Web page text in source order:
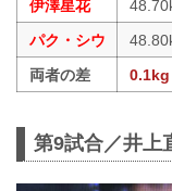
伊澤星花
パク・シウ
両者の差
0.1kg
第9試合／井上